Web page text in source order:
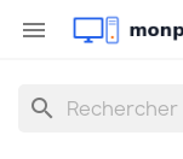

search